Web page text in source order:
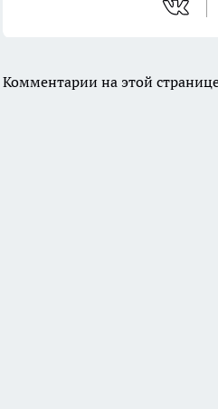
Комментарии на этой